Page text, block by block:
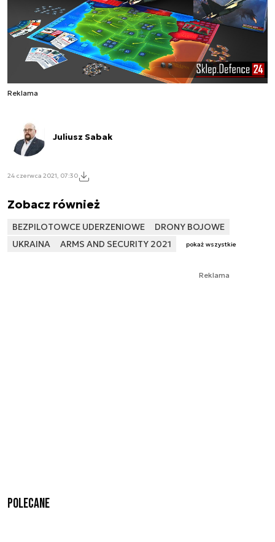
Reklama
Juliusz Sabak
24 czerwca 2021, 07:30
Zobacz również
BEZPILOTOWCE UDERZENIOWE
DRONY BOJOWE
UKRAINA
ARMS AND SECURITY 2021 pokaż wszystkie
Reklama
Polecane